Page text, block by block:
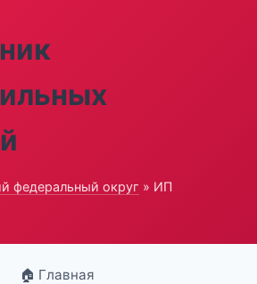
федеральный округ » ИП
🏠 Главная